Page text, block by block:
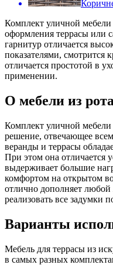
Комплект уличной мебели
оформления террасы или
гарнитур отличается
показателями, смотрится
отличается простотой в
применении.
О мебели из
Комплект уличной мебели
решение, отвечающее
веранды и террасы
При этом она отличается
выдерживает большие
комфортом на открытом
отлично дополняет
реализовать все задумки
Варианты
Мебель для террасы из
в самых разных